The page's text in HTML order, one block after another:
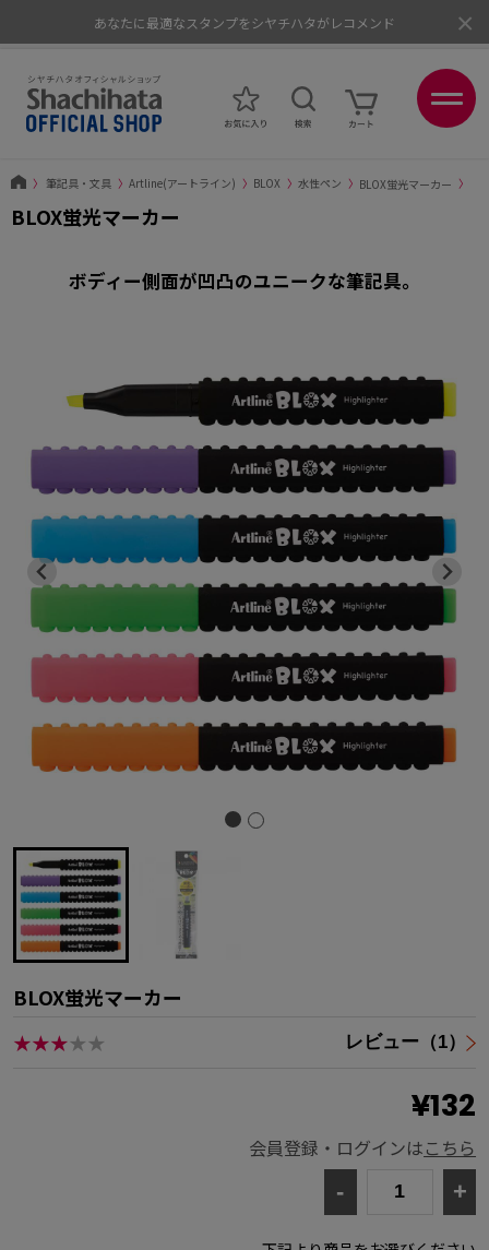
あなたに最適なスタンプをシヤチハタがレコメンド
〉 筆記具・文具 〉 Artline(アートライン) 〉 BLOX 〉 水性ペン 〉 BLOX蛍光マーカー 〉
BLOX蛍光マーカー
×
ボディー側面が凹凸のユニークな筆記具。
BLOX蛍光マーカー
★★★★★ レビュー（1）
¥132
会員登録・ログインはこちら
- +